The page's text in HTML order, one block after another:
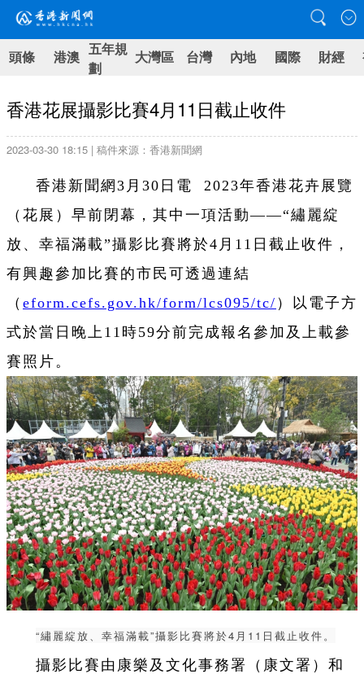
頭條 港澳 五年規
劃
大灣區 台灣 內地 國際 財經
香港花展攝影比賽4月11日截止收件
2023-03-30 18:15 | 稿件來源：香港新聞網
香港新聞網3月30日電 2023年香港花卉展覽
（花展）早前閉幕，其中一項活動——“繡麗綻
放、幸福滿載”攝影比賽將於4月11日截止收件，
有興趣參加比賽的市民可透過連結
（ eform.cefs.gov.hk/form/lcs095/tc/ ）以電子方
式於當日晚上11時59分前完成報名參加及上載參
賽照片。
“繡麗綻放、幸福滿載”攝影比賽將於4月11日截止收件。
攝影比賽由康樂及文化事務署（康文署）和